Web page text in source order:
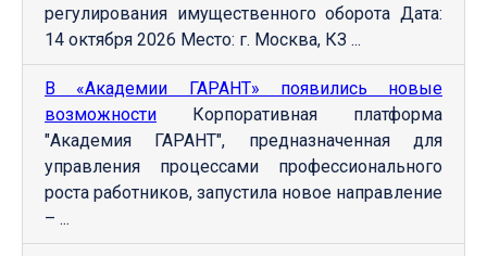
регулирования имущественного оборота Дата:
14 октября 2026 Место: г. Москва, КЗ ...
В «Академии ГАРАНТ» появились новые
возможности Корпоративная платформа
"Академия ГАРАНТ", предназначенная для
управления процессами профессионального
роста работников, запустила новое направление
– ...